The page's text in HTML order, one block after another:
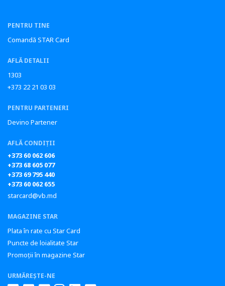
PENTRU TINE
Comandă STAR Card
AFLĂ DETALII
1303
+373 22 21 03 03
PENTRU PARTENERI
Devino Partener
AFLĂ CONDIȚII
+373 60 062 606
+373 68 605 077
+373 69 795 440
+373 60 062 655
starcard@vb.md
MAGAZINE STAR
Plata în rate cu Star Card
Puncte de loialitate Star
Promoții în magazine Star
URMĂREȘTE-NE